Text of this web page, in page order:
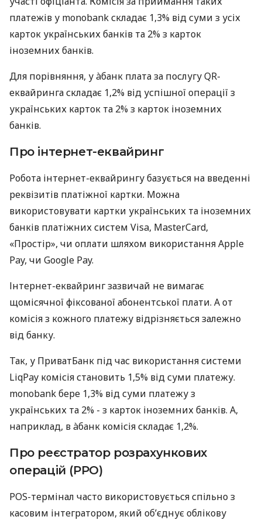
платежів у monobank складає 1,3% від суми з усіх
карток українських банків та 2% з карток
іноземних банків.
Для порівняння, у àбанк плата за послугу QR-
еквайринга складає 1,2% від успішної операції з
українських карток та 2% з карток іноземних
банків.
Про інтернет-еквайринг
Робота інтернет-еквайрингу базується на введенні
реквізитів платіжної картки. Можна
використовувати картки українських та іноземних
банків платіжних систем Visa, MasterCard,
«Простір», чи оплати шляхом використання Apple
Pay, чи Google Pay.
Інтернет-еквайринг зазвичай не вимагає
щомісячної фіксованої абонентської плати. А от
комісія з кожного платежу відрізняється залежно
від банку.
Так, у ПриватБанк під час використання системи
LiqPay комісія становить 1,5% від суми платежу.
monobank бере 1,3% від суми платежу з
українських та 2% - з карток іноземних банків. А,
наприклад, в àбанк комісія складає 1,2%.
Про реєстратор розрахункових
операцій (РРО)
POS-термінал часто використовується спільно з
касовим інтегратором, який об’єднує облікову